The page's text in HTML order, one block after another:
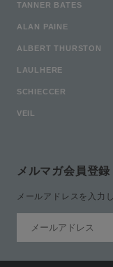
TANNER BATES
ALAN PAINE
ALBERT THURSTON
LAULHERE
SCHIECCER
VEIL
メルマガ会員登録
メールアドレスを入力